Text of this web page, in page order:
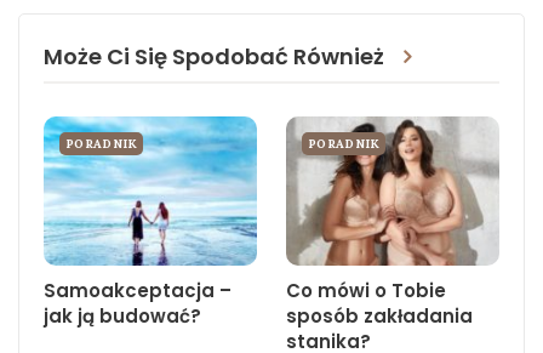
Może Ci Się Spodobać Również
PORADNIK
Samoakceptacja –
jak ją budować?
PORADNIK
Co mówi o Tobie
sposób zakładania
stanika?